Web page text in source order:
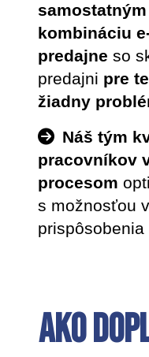
kombináciu
predajne so
predajni pre
žiadny
Náš tým
pracovníkov
procesom
s možnosťou
prispôsobenia
Ako